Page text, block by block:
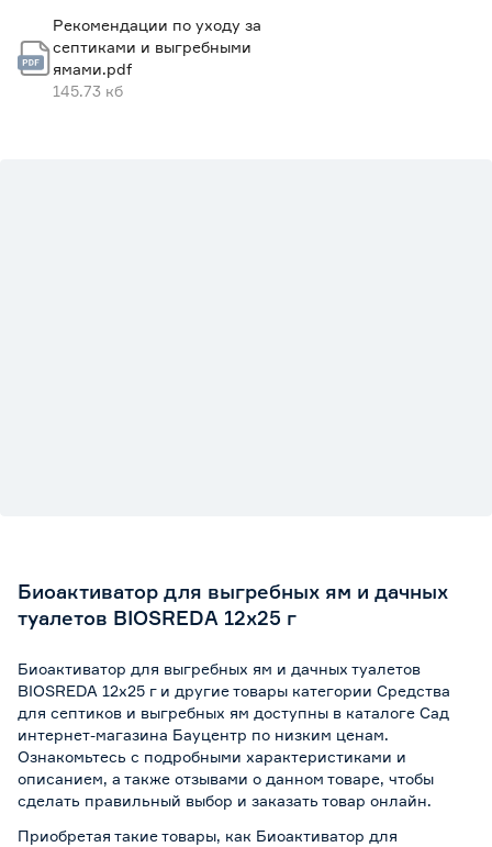
Рекомендации по уходу за
септиками и выгребными
ямами.pdf
145.73 кб
Биоактиватор для выгребных ям и дачных
туалетов BIOSREDA 12х25 г
Биоактиватор для выгребных ям и дачных туалетов
BIOSREDA 12х25 г и другие товары категории Средства
для септиков и выгребных ям доступны в каталоге Сад
интернет-магазина Бауцентр по низким ценам.
Ознакомьтесь с подробными характеристиками и
описанием, а также отзывами о данном товаре, чтобы
сделать правильный выбор и заказать товар онлайн.
Приобретая такие товары, как Биоактиватор для